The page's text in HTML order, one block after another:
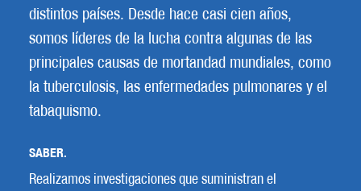
distintos países. Desde hace casi cien años,
somos líderes de la lucha contra algunas de las
principales causas de mortandad mundiales, como
la tuberculosis, las enfermedades pulmonares y el
tabaquismo.
SABER.
Realizamos investigaciones que suministran el